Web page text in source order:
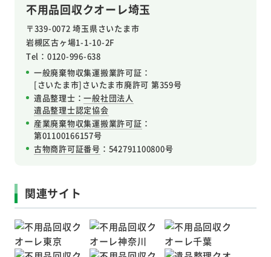
不用品回収クオーレ埼玉
〒339-0072 埼玉県さいたま市
岩槻区古ヶ場1-1-10-2F
Tel：0120-996-638
一般廃棄物収集運搬業許可証：
[さいたま市]さいたま市廃許可 第359号
遺品整理士：一般社団法人
遺品整理士認定協会
産業廃棄物収集運搬業許可証 ：
第01100166157号
古物商許可証番号 ：542791100800号
関連サイト